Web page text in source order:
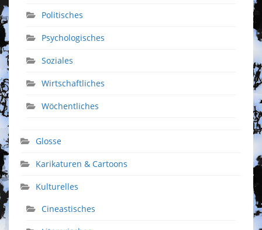
Politisches
Psychologisches
Soziales
Wirtschaftliches
Wöchentliches
Glosse
Karikaturen & Cartoons
Kulturelles
Cineastisches